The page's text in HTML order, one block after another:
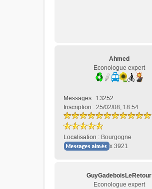
Ahmed
Econologue expert
Messages : 13252
Inscription : 25/02/08, 18:54
Localisation : Bourgogne
x 3921
GuyGadeboisLeRetour
Econologue expert